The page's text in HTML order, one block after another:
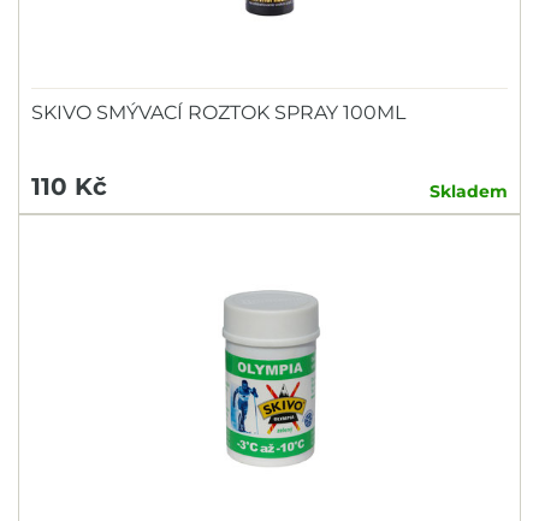
SKIVO SMÝVACÍ ROZTOK SPRAY 100ML
110 Kč Skladem